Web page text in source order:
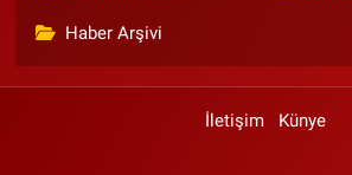
Haber Arşivi
İletişim Künye